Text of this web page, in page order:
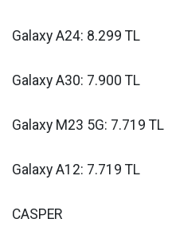
Galaxy A24: 8.299 TL
Galaxy A30: 7.900 TL
Galaxy M23 5G: 7.719 TL
Galaxy A12: 7.719 TL
CASPER